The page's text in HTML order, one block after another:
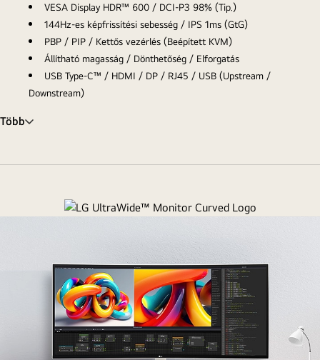
VESA Display HDR™ 600 / DCI-P3 98% (Tip.)
144Hz-es képfrissítési sebesség / IPS 1ms (GtG)
PBP / PIP / Kettős vezérlés (Beépített KVM)
Állítható magasság / Dönthetőség / Elforgatás
USB Type-C™ / HDMI / DP / RJ45 / USB (Upstream /
Downstream)
Több